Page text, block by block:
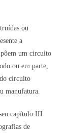
ou
a
um circuito
ou em parte,
circuito
manufatura.
capítulo III
de